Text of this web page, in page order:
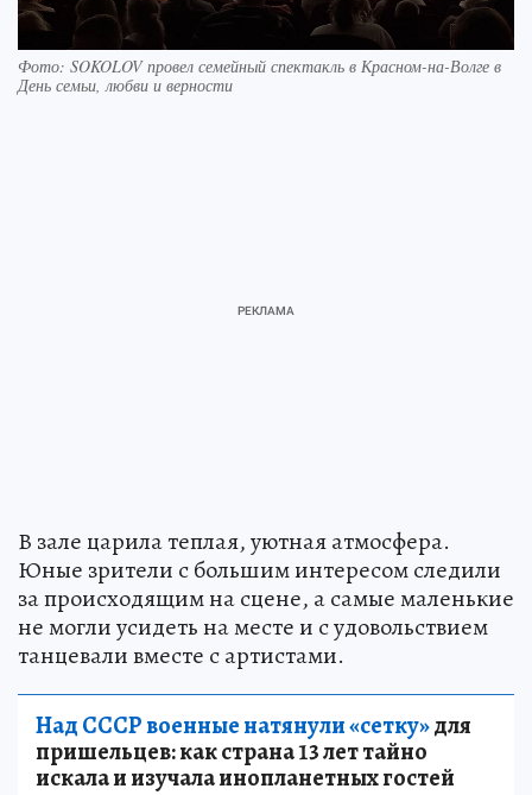
Фото: SOKOLOV провел семейный спектакль в Красном-на-Волге в
День семьи, любви и верности
В зале царила теплая, уютная атмосфера.
Юные зрители с большим интересом следили
за происходящим на сцене, а самые маленькие
не могли усидеть на месте и с удовольствием
танцевали вместе с артистами.
Над СССР военные натянули «сетку»для
пришельцев: как страна 13 лет тайно
искала и изучала инопланетных гостей